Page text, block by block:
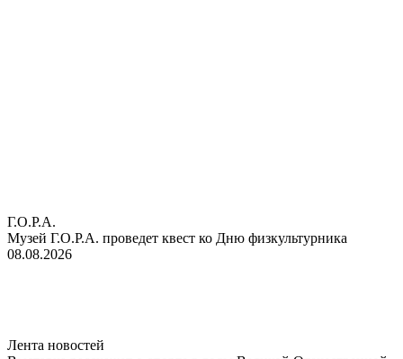
Г.О.Р.А.
Музей Г.О.Р.А. проведет квест ко Дню физкультурника
08.08.2026
Лента новостей